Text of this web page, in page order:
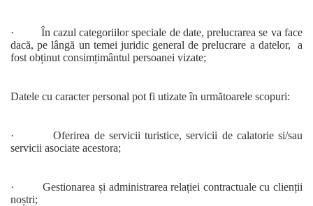
· În cazul categoriilor speciale de date, prelucrarea se va face
dacă, pe lângă un temei juridic general de prelucrare a datelor, a
fost obținut consimțimântul persoanei vizate;
Datele cu caracter personal pot fi utizate în următoarele scopuri:
· Oferirea de servicii turistice, servicii de calatorie si/sau
servicii asociate acestora;
· Gestionarea și administrarea relației contractuale cu clienții
noștri;